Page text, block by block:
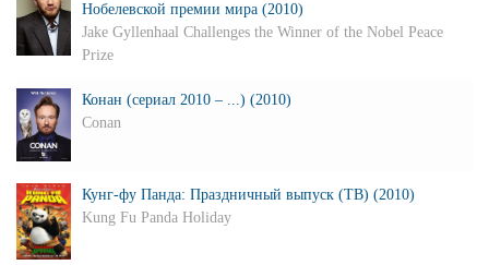
Нобелевской премии мира (2010)
Jake Gyllenhaal Challenges the Winner of the Nobel Peace
Prize
Конан (сериал 2010 – ...) (2010)
Conan
Кунг-фу Панда: Праздничный выпуск (ТВ) (2010)
Kung Fu Panda Holiday